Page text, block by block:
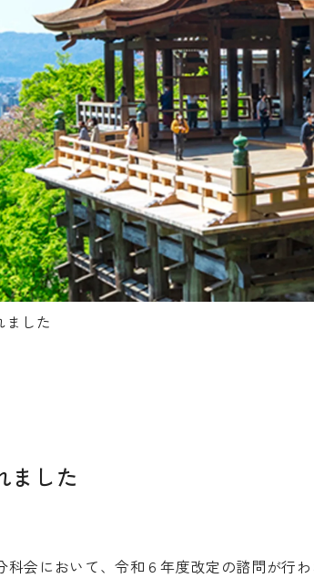
した
ました
会において、令和６年度改定の諮問が行